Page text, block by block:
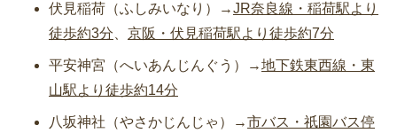
伏見稲荷（ふしみいなり）→JR奈良線・稲荷駅より
徒歩約3分、 京阪・伏見稲荷駅より徒歩約7分
平安神宮（へいあんじんぐう）→地下鉄東西線・東
山駅より徒歩約14分
八坂神社（やさかじんじゃ）→市バス・祇園バス停